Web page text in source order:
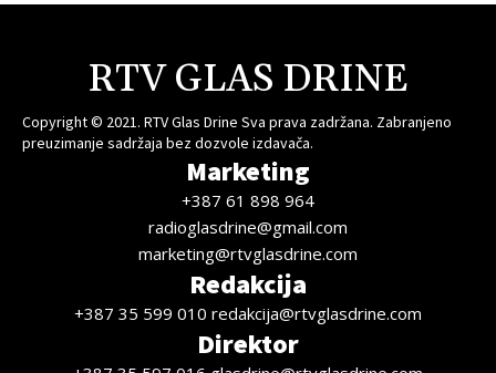
RTV GLAS DRINE
Copyright © 2021. RTV Glas Drine Sva prava zadržana. Zabranjeno
preuzimanje sadržaja bez dozvole izdavača.
Marketing
+387 61 898 964
radioglasdrine@gmail.com
marketing@rtvglasdrine.com
Redakcija
+387 35 599 010 redakcija@rtvglasdrine.com
Direktor